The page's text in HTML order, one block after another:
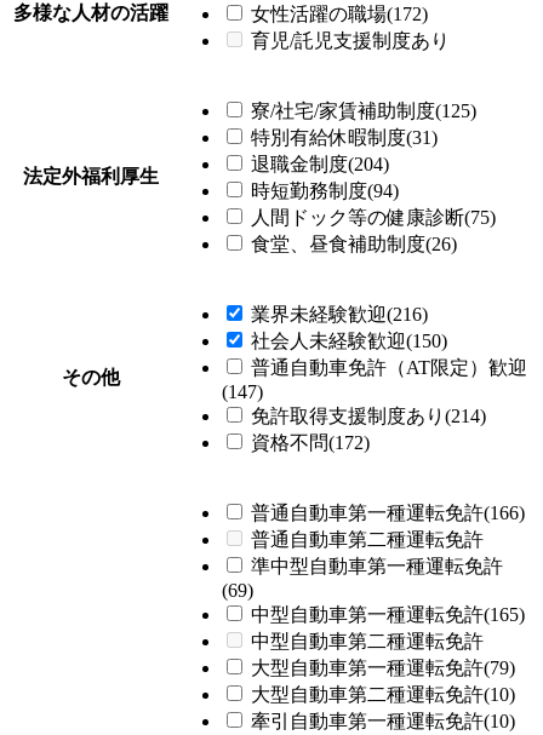
多様な人材の活躍
女性活躍の職場(172)
育児/託児支援制度あり
法定外福利厚生
寮/社宅/家賃補助制度(125)
特別有給休暇制度(31)
退職金制度(204)
時短勤務制度(94)
人間ドック等の健康診断(75)
食堂、昼食補助制度(26)
その他
業界未経験歓迎(216)
社会人未経験歓迎(150)
普通自動車免許（AT限定）歓迎
(147)
免許取得支援制度あり(214)
資格不問(172)
普通自動車第一種運転免許(166)
普通自動車第二種運転免許
準中型自動車第一種運転免許
(69)
中型自動車第一種運転免許(165)
中型自動車第二種運転免許
大型自動車第一種運転免許(79)
大型自動車第二種運転免許(10)
牽引自動車第一種運転免許(10)